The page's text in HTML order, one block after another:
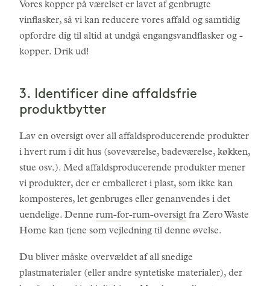
Vores kopper på værelset er lavet af genbrugte
vinflasker, så vi kan reducere vores affald og samtidig
opfordre dig til altid at undgå engangsvandflasker og -
kopper. Drik ud!
3. Identificer dine affaldsfrie
produktbytter
Lav en oversigt over all affaldsproducerende produkter
i hvert rum i dit hus (soveværelse, badeværelse, køkken,
stue osv.). Med affaldsproducerende produkter mener
vi produkter, der er emballeret i plast, som ikke kan
komposteres, let genbruges eller genanvendes i det
uendelige. Denne rum-for-rum-oversigt fra Zero Waste
Home kan tjene som vejledning til denne øvelse.
Du bliver måske overvældet af all snedige
plastmaterialer (eller andre syntetiske materialer), der